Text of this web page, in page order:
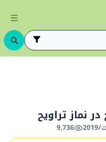
نماز تراویح
9,736